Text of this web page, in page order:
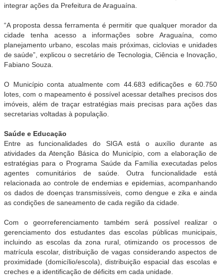
integrar ações da Prefeitura de Araguaína.
“A proposta dessa ferramenta é permitir que qualquer morador da
cidade tenha acesso a informações sobre Araguaína, como
planejamento urbano, escolas mais próximas, ciclovias e unidades
de saúde”, explicou o secretário de Tecnologia, Ciência e Inovação,
Fabiano Souza.
O Município conta atualmente com 44.683 edificações e 60.750
lotes, com o mapeamento é possível acessar detalhes precisos dos
imóveis, além de traçar estratégias mais precisas para ações das
secretarias voltadas à população.
Saúde e Educação
Entre as funcionalidades do SIGA está o auxílio durante as
atividades da Atenção Básica do Município, com a elaboração de
estratégias para o Programa Saúde da Família executadas pelos
agentes comunitários de saúde. Outra funcionalidade está
relacionada ao controle de endemias e epidemias, acompanhando
os dados de doenças transmissíveis, como dengue e zika e ainda
as condições de saneamento de cada região da cidade.
Com o georreferenciamento também será possível realizar o
gerenciamento dos estudantes das escolas públicas municipais,
incluindo as escolas da zona rural, otimizando os processos de
matrícula escolar, distribuição de vagas considerando aspectos de
proximidade (domicílio/escola), distribuição espacial das escolas e
creches e a identificação de déficits em cada unidade.